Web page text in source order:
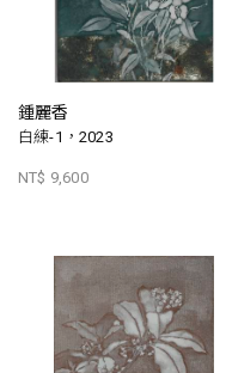
鍾麗香
白練-1，2023
NT$ 9,600